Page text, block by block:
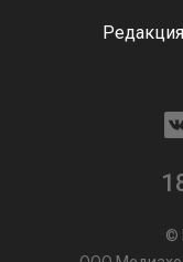
Редакция
©